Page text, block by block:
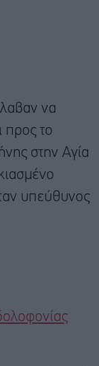
να
προς το
στην Αγία
υπεύθυνος